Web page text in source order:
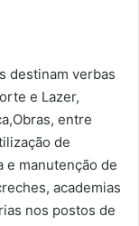
destinam verbas
e Lazer,
entre
de
manutenção de
academias
nos postos de